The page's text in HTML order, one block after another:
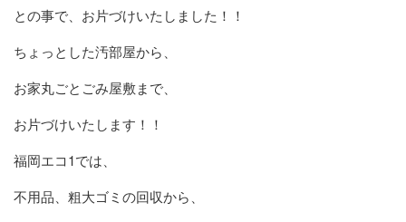
との事で、お片づけいたしました！！
ちょっとした汚部屋から、
お家丸ごとごみ屋敷まで、
お片づけいたします！！
福岡エコ1では、
不用品、粗大ゴミの回収から、